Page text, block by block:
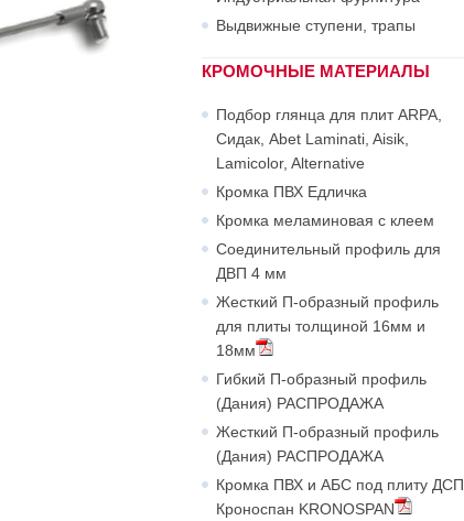
Выдвижные ступени, трапы
КРОМОЧНЫЕ МАТЕРИАЛЫ
Подбор глянца для плит ARPA,
Сидак, Abet Laminati, Aisik,
Lamicolor, Alternative
Кромка ПВХ Едличка
Кромка меламиновая с клеем
Соединительный профиль для
ДВП 4 мм
Жесткий П-образный профиль
для плиты толщиной 16мм и
18мм
Гибкий П-образный профиль
(Дания) РАСПРОДАЖА
Жесткий П-образный профиль
(Дания) РАСПРОДАЖА
Кромка ПВХ и АБС под плиту ДСП
Кроноспан KRONOSPAN